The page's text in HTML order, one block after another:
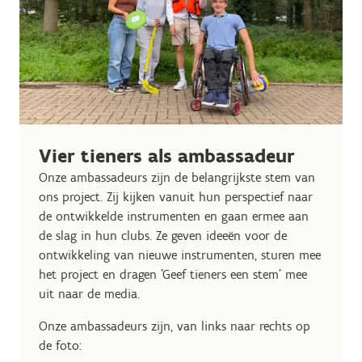
Vier tieners als ambassadeur
Onze ambassadeurs zijn de belangrijkste stem van
ons project. Zij kijken vanuit hun perspectief naar
de ontwikkelde instrumenten en gaan ermee aan
de slag in hun clubs. Ze geven ideeën voor de
ontwikkeling van nieuwe instrumenten, sturen mee
het project en dragen 'Geef tieners een stem' mee
uit naar de media.
Onze ambassadeurs zijn, van links naar rechts op
de foto: